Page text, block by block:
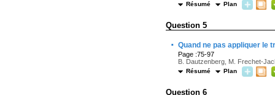
Résumé Plan
Question 5
· Quand ne pas appliquer le
Page :75-97
B. Dautzenberg, M. Frechet-
Résumé Plan
Question 6